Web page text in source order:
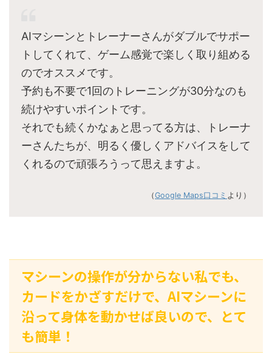
AIマシーンとトレーナーさんがダブルでサポー
トしてくれて、ゲーム感覚で楽しく取り組める
のでオススメです。
予約も不要で1回のトレーニングが30分なのも
続けやすいポイントです。
それでも続くかなぁと思ってる方は、トレーナ
ーさんたちが、明るく優しくアドバイスをして
くれるので頑張ろうって思えますよ。
（Google Maps口コミ より）
マシーンの操作が分からない私でも、
カードをかざすだけで、AIマシーンに
沿って身体を動かせば良いので、とて
も簡単！